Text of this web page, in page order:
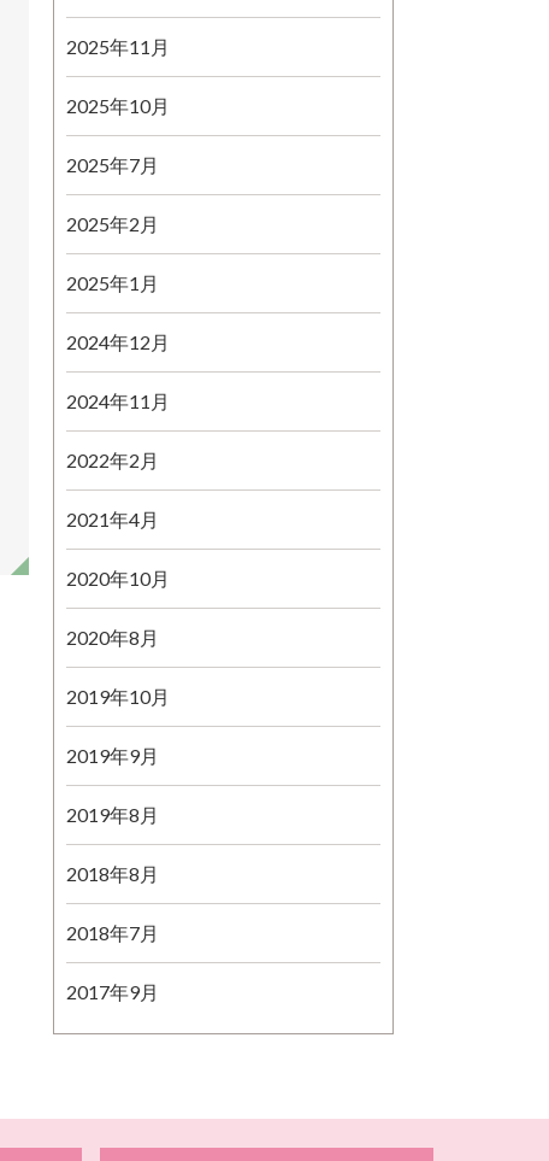
2025年11月
2025年10月
2025年7月
2025年2月
2025年1月
2024年12月
2024年11月
2022年2月
2021年4月
2020年10月
2020年8月
2019年10月
2019年9月
2019年8月
2018年8月
2018年7月
2017年9月